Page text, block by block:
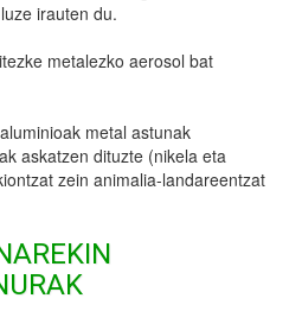
irauten du.
metalezko aerosol bat
metal astunak
askatzen dituzte (nikela eta
zein animalia-landareentzat